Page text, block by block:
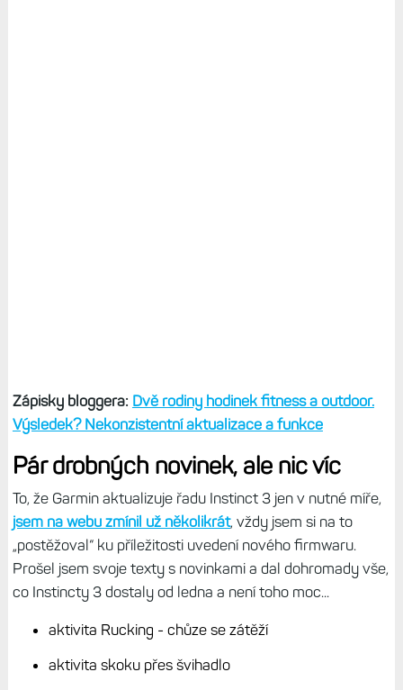
Zápisky bloggera: Dvě rodiny hodinek fitness a outdoor.
Výsledek? Nekonzistentní aktualizace a funkce
Pár drobných novinek, ale nic víc
To, že Garmin aktualizuje řadu Instinct 3 jen v nutné míře,
jsem na webu zmínil už několikrát, vždy jsem si na to
„postěžoval“ ku příležitosti uvedení nového firmwaru.
Prošel jsem svoje texty s novinkami a dal dohromady vše,
co Instincty 3 dostaly od ledna a není toho moc...
aktivita Rucking - chůze se zátěží
aktivita skoku přes švihadlo